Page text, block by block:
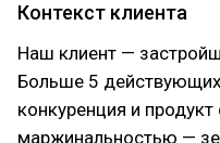
Контекст клиента
Наш клиент —
Больше 5
конкуренция и
маржинальностью —